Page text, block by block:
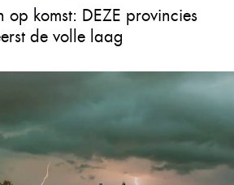
op komst: DEZE provincies
de volle laag